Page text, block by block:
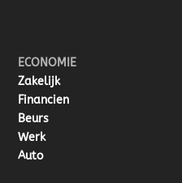
ECONOMIE
Zakelijk
Financien
Beurs
Werk
Auto